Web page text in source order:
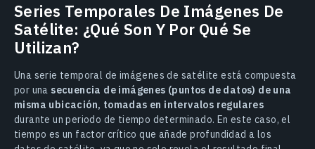
Series Temporales De Imágenes De
Satélite: ¿Qué Son Y Por Qué Se
Utilizan?
Una serie temporal de imágenes de satélite está compuesta
por una secuencia de imágenes (puntos de datos) de una
misma ubicación, tomadas en intervalos regulares
durante un periodo de tiempo determinado. En este caso, el
tiempo es un factor crítico que añade profundidad a los